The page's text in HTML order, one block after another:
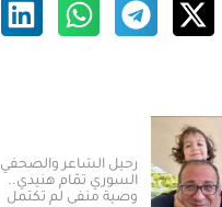
رحيل الشاعر والصحفي
السوري تمّام هنيدي..
وصية منفى لم تكتمل